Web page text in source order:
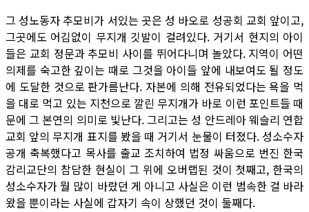
그 성노동자 추모비가 서있는 곳은 성 바오로 성공회 교회 앞이고,
그곳에도 어김없이 무지개 깃발이 걸려있다. 거기서 현지의 아이
들은 교회 정문과 추모비 사이를 뛰어다니며 놀았다. 지역이 어떤
의제를 숙고한 깊이는 때로 그것을 아이들 앞에 내보여도 될 정도
에 도달한 것으로 판가름난다. 자본에 의해 전유되었다는 욕을 먹
을 대로 먹고 있는 지천으로 깔린 무지개가 바로 이런 포인트들 때
문에 그 본연의 의미로 빛난다. 그리고는 성 안드레아 웨슬리 연합
교회 앞의 무지개 표지를 봤을 때 거기서 눈물이 터졌다. 성소수자
공개 축복했다고 목사를 출교 조치하여 법정 싸움으로 번진 한국
감리교단의 참담한 현실이 그 위에 오버랩된 것이 첫째고, 한국의
성소수자가 뭘 많이 바랐던 게 아니고 사실은 이런 범속한 걸 바라
왔을 뿐이라는 사실에 갑자기 속이 상했던 것이 둘째다.